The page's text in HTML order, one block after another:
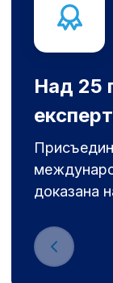
Над 25
доказана